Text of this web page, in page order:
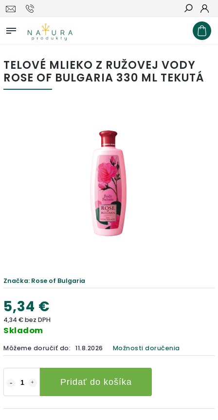
Hľadať
TELOVÉ MLIEKO Z RUŽOVEJ VODY
ROSE OF BULGARIA 330 ML TEKUTÁ
Značka: Rose of Bulgaria
5,34 €
4,34 € bez DPH
Skladom
Môžeme doručiť do: 11.8.2026 Možnosti doručenia
Pridať do košíka